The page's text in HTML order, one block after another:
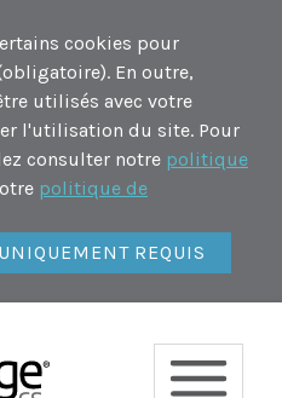
cookies pour
En outre,
utilisés avec votre
l'utilisation du site. Pour
consulter notre politique
politique de
UNIQUEMENT REQUIS